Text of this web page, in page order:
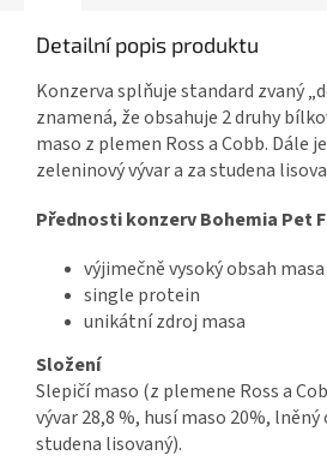
Detailní popis produktu
Konzerva splňuje standard zvaný
znamená, že obsahuje 2 druhy
maso z plemen Ross a Cobb. Dále
zeleninový vývar a za studena
Přednosti konzerv Bohemia Pet
výjimečně vysoký obsah masa
single protein
unikátní zdroj masa
Složení
Slepičí maso (z plemene Ross a
vývar 28,8 %, husí maso 20%, lněný
studena lisovaný).